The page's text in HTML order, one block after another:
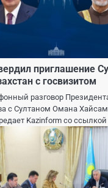
приглашение
с госвизитом
разговор
с Султаном Омана
Kazinform со